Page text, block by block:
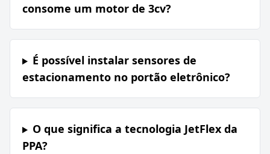
consome um motor de 3cv?
É possível instalar sensores de
estacionamento no portão eletrônico?
O que significa a tecnologia JetFlex da
PPA?